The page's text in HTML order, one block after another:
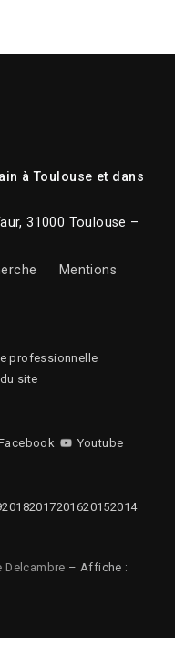
à Toulouse et dans
31000 Toulouse –
Mentions
professionnelle
site
Youtube
20182017201620152014
Delcambre – Affiche :